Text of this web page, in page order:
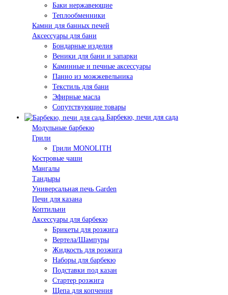
Баки нержавеющие
Теплообменники
Камни для банных печей
Аксессуары для бани
Бондарные изделия
Веники для бани и запарки
Каминные и печные аксессуары
Панно из можжевельника
Текстиль для бани
Эфирные масла
Сопутствующие товары
Барбекю, печи для сада
Модульные барбекю
Грили
Грили MONOLITH
Костровые чаши
Мангалы
Тандыры
Универсальная печь Garden
Печи для казана
Коптильни
Аксессуары для барбекю
Брикеты для розжига
Вертела/Шампуры
Жидкость для розжига
Наборы для барбекю
Подставки под казан
Стартер розжига
Щепа для копчения